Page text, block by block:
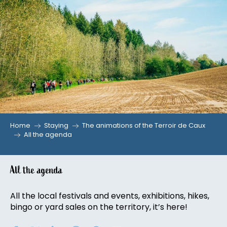
Aller
au
contenu
principal
Home Staying
The animations of the Terroir de Caux
All the agenda
All the agenda
All the local festivals and events, exhibitions, hikes,
bingo or yard sales on the territory, it’s here!